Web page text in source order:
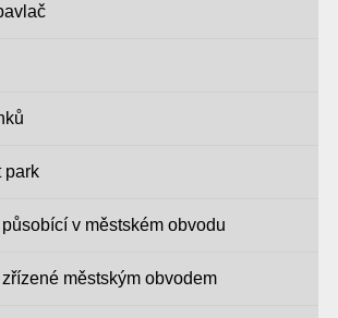
park
v městském obvodu
městským obvodem